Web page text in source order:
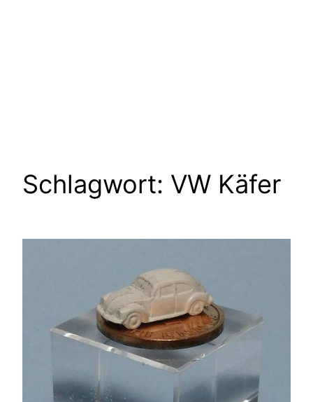
Schlagwort: VW Käfer